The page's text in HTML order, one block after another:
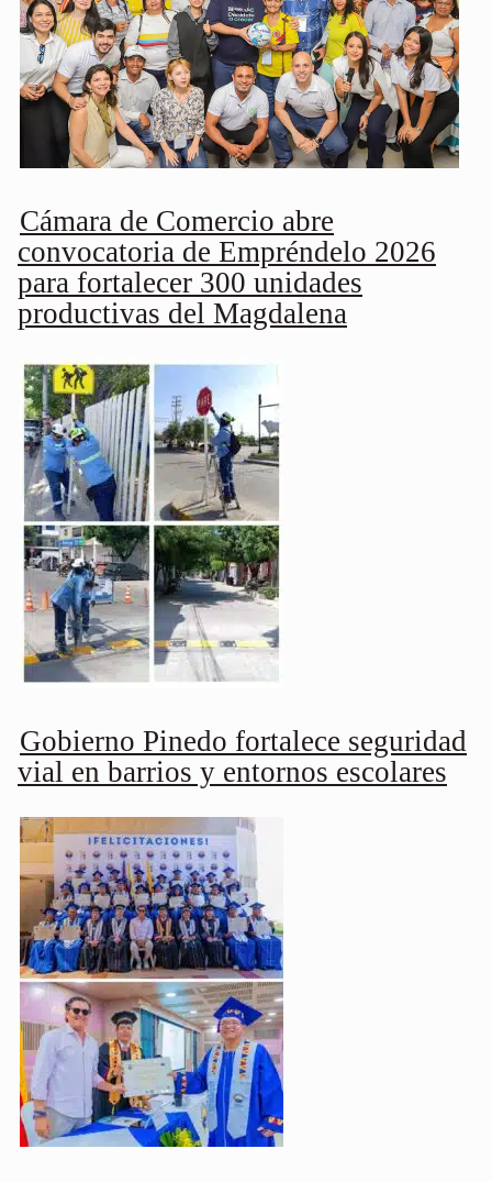
Cámara de Comercio abre
convocatoria de Empréndelo 2026
para fortalecer 300 unidades
productivas del Magdalena
Gobierno Pinedo fortalece seguridad
vial en barrios y entornos escolares